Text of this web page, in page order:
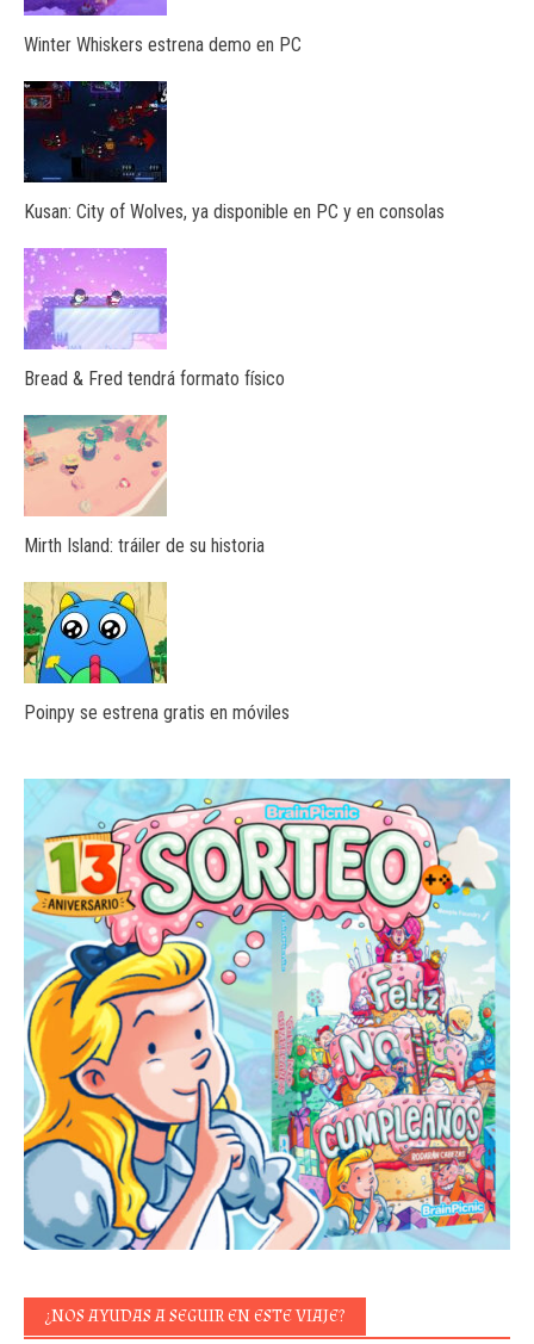
Winter Whiskers estrena demo en PC
Kusan: City of Wolves, ya disponible en PC y en consolas
Bread & Fred tendrá formato físico
Mirth Island: tráiler de su historia
Poinpy se estrena gratis en móviles
¿NOS AYUDAS A SEGUIR EN ESTE VIAJE?